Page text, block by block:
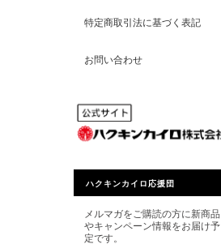
特定商取引法に基づく表記
お問い合わせ
ハクキンカイロ応援団
メルマガをご購読の方に新商品
やキャンペーン情報をお届け予
定です。